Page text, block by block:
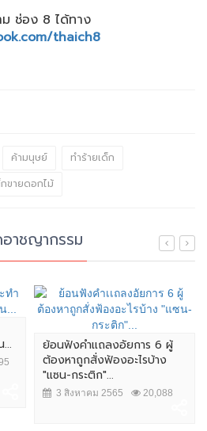
ช่อง 8 ได้ทาง
thaich8
ค้ามนุษย์
ทำร้ายเด็ก
กขายดอกไม้
าชญากรรม
ย้อนฟังคำเเถลงอัยการ 6 ผู้
ต้องหาถูกสั่งฟ้องอะไรบ้าง
"แซน-กระติก"...
3 สิงหาคม 2565 20,088